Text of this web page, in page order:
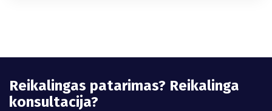
Reikalingas patarimas? Reikalinga
konsultacija?